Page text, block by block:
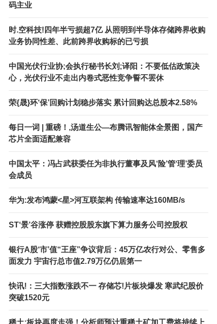
码主业
时.空科技!四年半亏损超7亿 从照明到半导体存储跨界收购
业务协同性差、此前跨界收购标的已亏损
中国光伏行业协;会执行秘书长刘;译阳：不要低估政策决
心，光伏行业不走出内卷式恶性竞争誓不罢休
荣{晟}环‘保’回购计划稳步落实 累计回购达总股本2.58%
每日一词 | 重磅！,汤道生公—布腾讯智能体全景图，国产
芯片全面适配兼容
中国太平：冯占武获委任为非执行董事及风‘险’管‘理’委员
会成员
华为:发布鸿蒙<星>河互联架构 传输速率达160MB/s
ST‘景’谷涨停 获赠控股股东旗下算力服务公司控股权
银行A股‘市’值“王座”争议背后：45万亿农行对公、零售多
面发力 宇宙行总市值2.79万亿仍居第一
快讯!：三大指数涨跌不一 存储芯!片板块爆发 寒武纪股价
突破1520元
稀土;板块再度走强！分析师预计重稀土矿加工费将持续上